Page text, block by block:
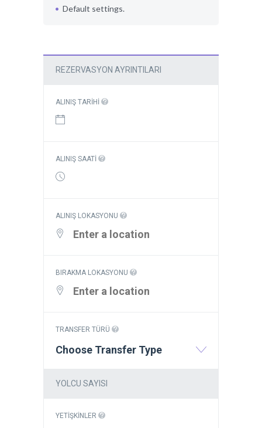
Default settings.
REZERVASYON AYRINTILARI
ALINIŞ TARIHI
ALINIŞ SAATI
ALINIŞ LOKASYONU
BIRAKMA LOKASYONU
TRANSFER TÜRÜ
Choose Transfer Type
YOLCU SAYISI
YETIŞKINLER